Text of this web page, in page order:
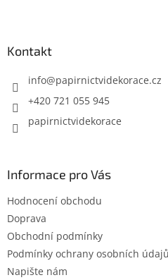
Kontakt
info@papirnictvidekorace.cz
+420 721 055 945
papirnictvidekorace
Informace pro Vás
Hodnocení obchodu
Doprava
Obchodní podmínky
Podmínky ochrany osobních údajů
Napište nám